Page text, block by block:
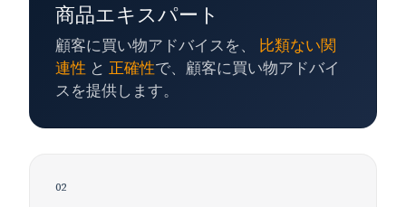
商品エキスパート
顧客に買い物アドバイスを、
比類ない関
連性 と 正確性で、顧客に買い物アドバイ
スを提供します。
02